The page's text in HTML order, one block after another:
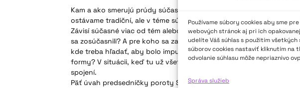
Používame súbory cookies aby sme
webových stránok aj pri ich
udelíte Váš súhlas s použitím
súborov cookies nastaviť kliknutím na
odvolanie súhlasu môže nepriaznivo
Správa služieb
Kam a ako smerujú prúdy súčasného a tradičného divadla? V spleti
ostávame tradiční, ale v téme súčasní – nie je súčasné už vlastne aj
Závisí súčasné viac od tém alebo od formy? Bude viac doku
sa zosúčasnili? A pre koho sa zachová tradičné divadlo? Čo treba
kde treba hľadať, aby bolo impulzov dosť? Chcú nové témy svoje
formy? V situácii, keď tu už všetko bolo, sa vlastne otvárajú nové
spojení.
Päť úvah predsedníčky poroty Scénickej žatvy 2023 Miriam Kičiňovej.